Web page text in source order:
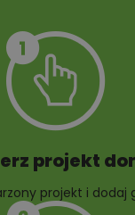
10
projekt
projekt i dodaj